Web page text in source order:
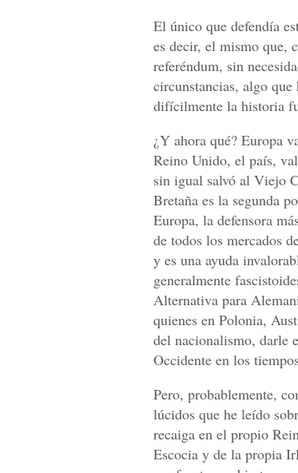
El único que defendía
es decir, el mismo que,
referéndum, sin
circunstancias, algo
difícilmente la historia
¿Y ahora qué? Europa
Reino Unido, el país,
sin igual salvó al Viejo
Bretaña es la segunda
Europa, la defensora
de todos los mercados
y es una ayuda
generalmente
Alternativa para
quienes en Polonia,
del nacionalismo, darle
Occidente en los
Pero, probablemente,
lúcidos que he leído
recaiga en el propio
Escocia y de la propia